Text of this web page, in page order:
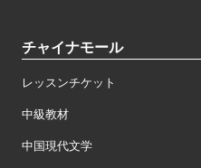
チャイナモール
レッスンチケット
中級教材
中国現代文学